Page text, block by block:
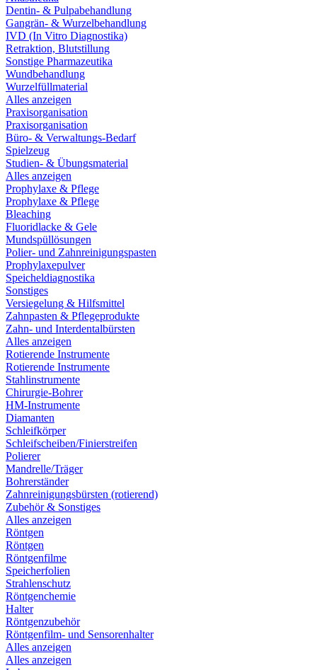
Dentin- & Pulpabehandlung
Gangrän- & Wurzelbehandlung
IVD (In Vitro Diagnostika)
Retraktion, Blutstillung
Sonstige Pharmazeutika
Wundbehandlung
Wurzelfüllmaterial
Alles anzeigen
Praxisorganisation
Praxisorganisation
Büro- & Verwaltungs-Bedarf
Spielzeug
Studien- & Übungsmaterial
Alles anzeigen
Prophylaxe & Pflege
Prophylaxe & Pflege
Bleaching
Fluoridlacke & Gele
Mundspüllösungen
Polier- und Zahnreinigungspasten
Prophylaxepulver
Speicheldiagnostika
Sonstiges
Versiegelung & Hilfsmittel
Zahnpasten & Pflegeprodukte
Zahn- und Interdentalbürsten
Alles anzeigen
Rotierende Instrumente
Rotierende Instrumente
Stahlinstrumente
Chirurgie-Bohrer
HM-Instrumente
Diamanten
Schleifkörper
Schleifscheiben/Finierstreifen
Polierer
Mandrelle/Träger
Bohrerständer
Zahnreinigungsbürsten (rotierend)
Zubehör & Sonstiges
Alles anzeigen
Röntgen
Röntgen
Röntgenfilme
Speicherfolien
Strahlenschutz
Röntgenchemie
Halter
Röntgenzubehör
Röntgenfilm- und Sensorenhalter
Alles anzeigen
Alles anzeigen